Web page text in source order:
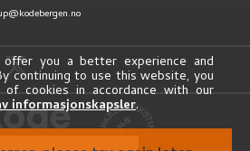
you a better experience and
continuing to use this website, you
cookies in accordance with our
informasjonskapsler.